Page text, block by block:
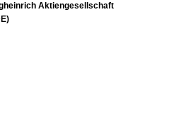
Aktiengesellschaft